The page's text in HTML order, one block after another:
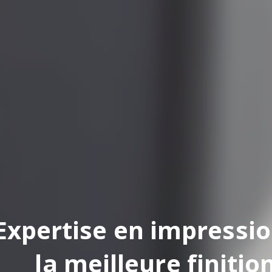
en
la meilleure finition